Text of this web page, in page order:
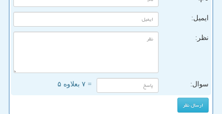
ایمیل:
نظر:
سوال: = ۷ بعلاوه ۵